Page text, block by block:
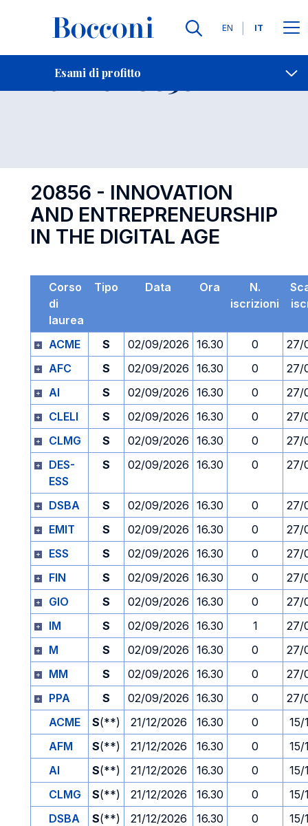
Lingue
EN IT
Esami di profitto
Contatti
Esame 20856 Open
20856 - INNOVATION
AND ENTREPRENEURSHIP
IN THE DIGITAL AGE
Corso
di
laurea
Tipo Data Ora
N.
iscrizioni
ACME S 02/09/2026 16.30 0
27/
AFC
S 02/09/2026 16.30 0
27/
AI
S 02/09/2026 16.30 0
27/
CLELI
S 02/09/2026 16.30 0
27/
CLMG
S 02/09/2026 16.30 0
27/
DES-
ESS
S 02/09/2026 16.30 0 27/
DSBA S 02/09/2026 16.30 0
27/
EMIT
S 02/09/2026 16.30 0
27/
ESS
S 02/09/2026 16.30 0
27/
FIN
S 02/09/2026 16.30 0
27/
GIO
S 02/09/2026 16.30 0
27/
IM
S 02/09/2026 16.30 1
27/
M
S 02/09/2026 16.30 0
27/
MM
S 02/09/2026 16.30 0
27/
PPA
S 02/09/2026 16.30 0
27/
ACME
S(**) 21/12/2026 16.30 0
15/
AFM
S(**) 21/12/2026 16.30 0
15/
AI
S(**) 21/12/2026 16.30 0
15/
CLMG
S(**) 21/12/2026 16.30 0
15/
DSBA
S(**) 21/12/2026 16.30 0
15/